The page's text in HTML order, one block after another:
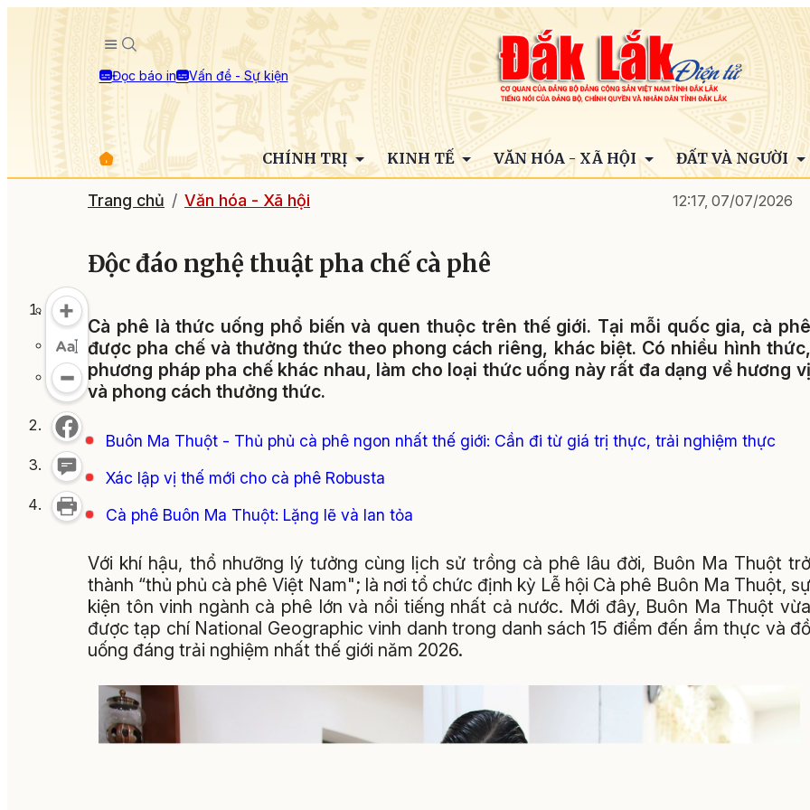
Đọc báo in Vấn đề - Sự kiện
CHÍNH TRỊ KINH TẾ VĂN HÓA - XÃ HỘI ĐẤT VÀ NGƯỜI
Trang chủ Văn hóa - Xã hội 12:17, 07/07/2026
Độc đáo nghệ thuật pha chế cà phê
Cà phê là thức uống phổ biến và quen thuộc trên thế giới. Tại mỗi quốc gia, cà phê
được pha chế và thưởng thức theo phong cách riêng, khác biệt. Có nhiều hình thức,
phương pháp pha chế khác nhau, làm cho loại thức uống này rất đa dạng về hương vị
và phong cách thưởng thức.
Buôn Ma Thuột - Thủ phủ cà phê ngon nhất thế giới: Cần đi từ giá trị thực, trải nghiệm thực
Xác lập vị thế mới cho cà phê Robusta
Cà phê Buôn Ma Thuột: Lặng lẽ và lan tỏa
Với khí hậu, thổ nhưỡng lý tưởng cùng lịch sử trồng cà phê lâu đời, Buôn Ma Thuột trở
thành “thủ phủ cà phê Việt Nam"; là nơi tổ chức định kỳ Lễ hội Cà phê Buôn Ma Thuột, sự
kiện tôn vinh ngành cà phê lớn và nổi tiếng nhất cả nước. Mới đây, Buôn Ma Thuột vừa
được tạp chí National Geographic vinh danh trong danh sách 15 điểm đến ẩm thực và đồ
uống đáng trải nghiệm nhất thế giới năm 2026.